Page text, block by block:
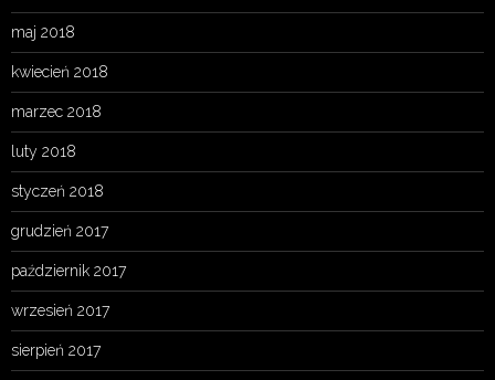
maj 2018
kwiecień 2018
marzec 2018
luty 2018
styczeń 2018
grudzień 2017
październik 2017
wrzesień 2017
sierpień 2017